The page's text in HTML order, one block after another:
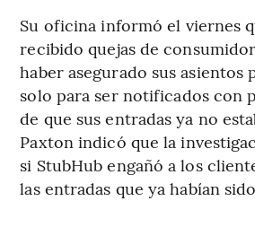
Su oficina informó el viernes
recibido quejas de
haber asegurado sus asientos
solo para ser notificados con
de que sus entradas ya no
Paxton indicó que la
si StubHub engañó a los
las entradas que ya habían